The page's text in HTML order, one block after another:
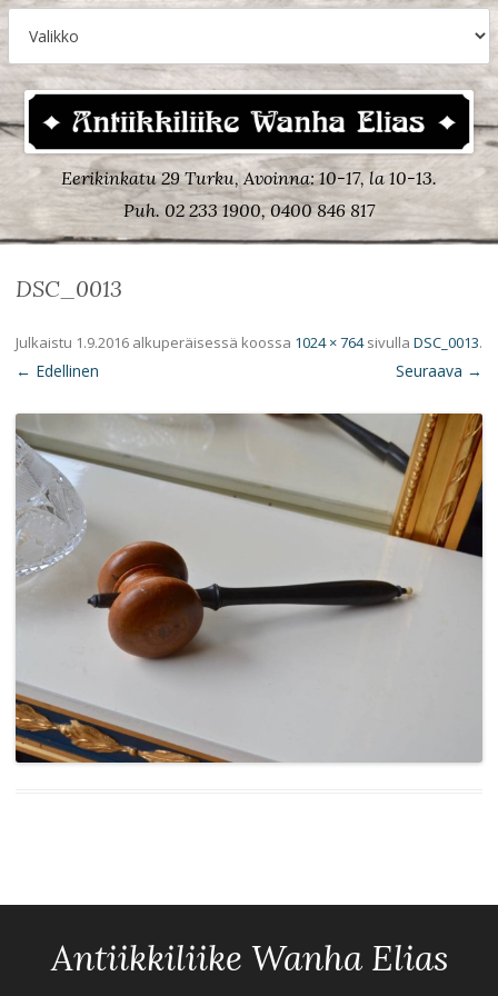
Eerikinkatu 29 Turku, Avoinna: 10-17, la 10-13.
Puh. 02 233 1900, 0400 846 817
DSC_0013
Julkaistu 1.9.2016 alkuperäisessä koossa 1024 × 764sivulla DSC_0013.
← Edellinen Seuraava →
Antiikkiliike Wanha Elias